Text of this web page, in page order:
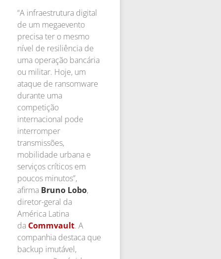
“A infraestrutura digital
de um megaevento
precisa ter o mesmo
nível de resiliência de
uma operação bancária
ou militar. Hoje, um
ataque de ransomware
durante uma
competição
internacional pode
interromper
transmissões,
mobilidade urbana e
serviços críticos em
poucos minutos”,
afirma Bruno Lobo,
diretor-geral da
América Latina
da Commvault. A
companhia destaca que
backup imutável,